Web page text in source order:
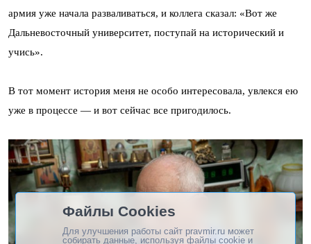
армия уже начала разваливаться, и коллега сказал: «Вот же
Дальневосточный университет, поступай на исторический и
учись».
В тот момент история меня не особо интересовала, увлекся ею
уже в процессе — и вот сейчас все пригодилось.
Файлы Cookies
Для улучшения работы сайт pravmir.ru может
собирать данные, используя файлы cookie и